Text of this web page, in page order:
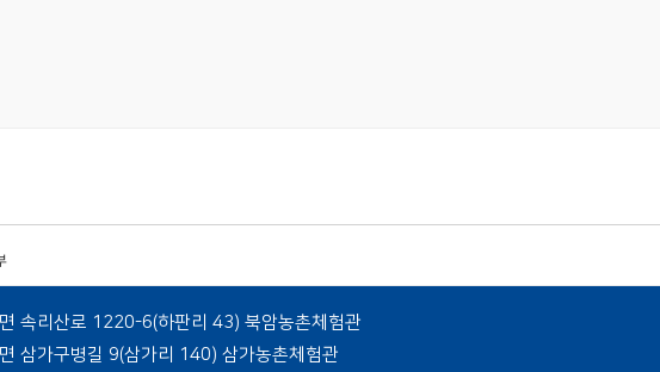
속리산로 1220-6(하판리 43) 북암농촌체험관
삼가구병길 9(삼가리 140) 삼가농촌체험관